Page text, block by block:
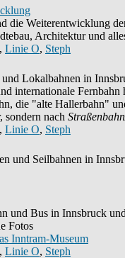
die Weiterentwicklung
Architektur und
, Linie O, Steph
Lokalbahnen in
internationale Fernbahn
die "alte Hallerbahn"
sondern nach
, Linie O, Steph
und Seilbahnen in
und Bus in Innsbruck
Fotos
Inntram-Museum
, Linie O, Steph